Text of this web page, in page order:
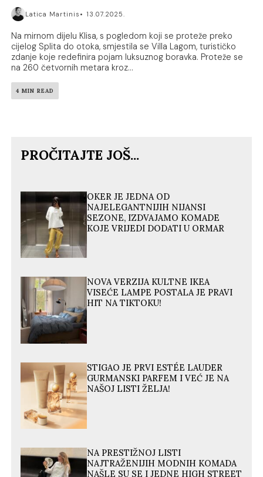
Latica Martinis 13.07.2025.
Na mirnom dijelu Klisa, s pogledom koji se proteže preko
cijelog Splita do otoka, smjestila se Villa Lagom, turističko
zdanje koje redefinira pojam luksuznog boravka. Proteže se
na 260 četvornih metara kroz...
4 MIN READ
PROČITAJTE JOŠ...
OKER JE JEDNA OD
NAJELEGANTNIJIH NIJANSI
SEZONE, IZDVAJAMO KOMADE
KOJE VRIJEDI DODATI U ORMAR
NOVA VERZIJA KULTNE IKEA
VISEĆE LAMPE POSTALA JE PRAVI
HIT NA TIKTOKU!
STIGAO JE PRVI ESTÉE LAUDER
GURMANSKI PARFEM I VEĆ JE NA
NAŠOJ LISTI ŽELJA!
NA PRESTIŽNOJ LISTI
NAJTRAŽENIJIH MODNIH KOMADA
NAŠLE SU SE I JEDNE HIGH STREET